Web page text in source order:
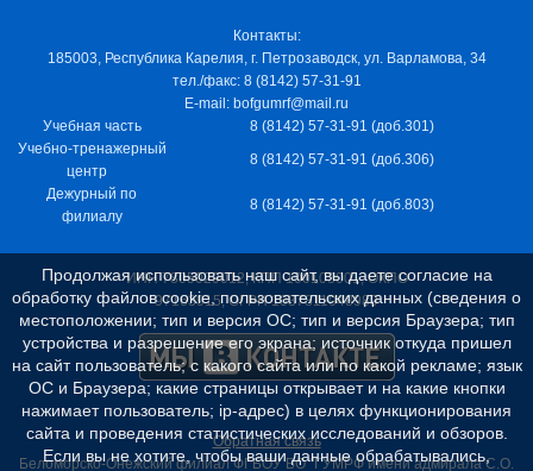
Контакты:
185003, Республика Карелия, г. Петрозаводск, ул. Варламова, 34
тел./факс: 8 (8142) 57-31-91
E-mail: bofgumrf@mail.ru
Учебная часть
8 (8142) 57-31-91 (доб.301)
Учебно-тренажерный
центр
8 (8142) 57-31-91 (доб.306)
Дежурный по
филиалу
8 (8142) 57-31-91 (доб.803)
ИНН 7805029012, КПП 100103001, ОКПО
97163915, ОГРН 1037811048989
Обратная связь
Беломорско-Онежский филиал ФГБОУ ВО "ГУМРФ имени адмирала С.О.
Продолжая использовать наш сайт, вы даете согласие на
обработку файлов cookie, пользовательских данных (сведения о
местоположении; тип и версия ОС; тип и версия Браузера; тип
устройства и разрешение его экрана; источник откуда пришел
на сайт пользователь; с какого сайта или по какой рекламе; язык
ОС и Браузера; какие страницы открывает и на какие кнопки
нажимает пользователь; ip-адрес) в целях функционирования
сайта и проведения статистических исследований и обзоров.
Если вы не хотите, чтобы ваши данные обрабатывались,